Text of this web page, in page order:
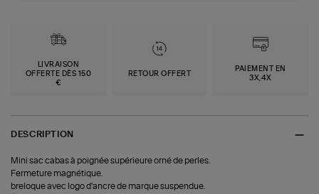
LIVRAISON
OFFERTE DÈS 150
€
RETOUR OFFERT
PAIEMENT EN
3X,4X
DESCRIPTION
Mini sac cabas à poignée supérieure orné de perles.
Fermeture magnétique.
breloque avec logo d'ancre de marque suspendue.